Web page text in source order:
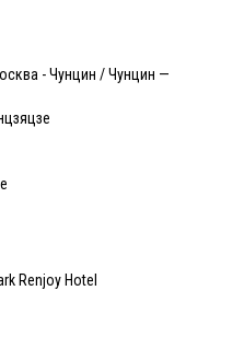
- Чунцин / Чунцин —
Renjoy Hotel